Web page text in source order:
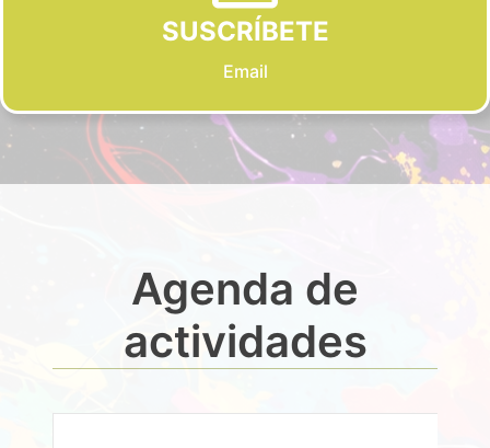
SUSCRÍBETE
Email
Agenda de
actividades